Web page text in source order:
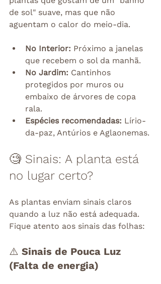
de sol" suave, mas que não
aguentam o calor do meio-dia.
No Interior: Próximo a janelas
que recebem o sol da manhã.
No Jardim: Cantinhos
protegidos por muros ou
embaixo de árvores de copa
rala.
Espécies recomendadas: Lírio-
da-paz, Antúrios e Aglaonemas.
🧐 Sinais: A planta está
no lugar certo?
As plantas enviam sinais claros
quando a luz não está adequada.
Fique atento aos sinais das folhas:
⚠️ Sinais de Pouca Luz
(Falta de energia)